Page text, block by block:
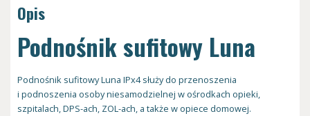
Opis
Podnośnik sufitowy Luna
Podnośnik sufitowy Luna IPx4 służy do przenoszenia
i podnoszenia osoby niesamodzielnej w ośrodkach opieki,
szpitalach, DPS-ach, ZOL-ach, a także w opiece domowej.